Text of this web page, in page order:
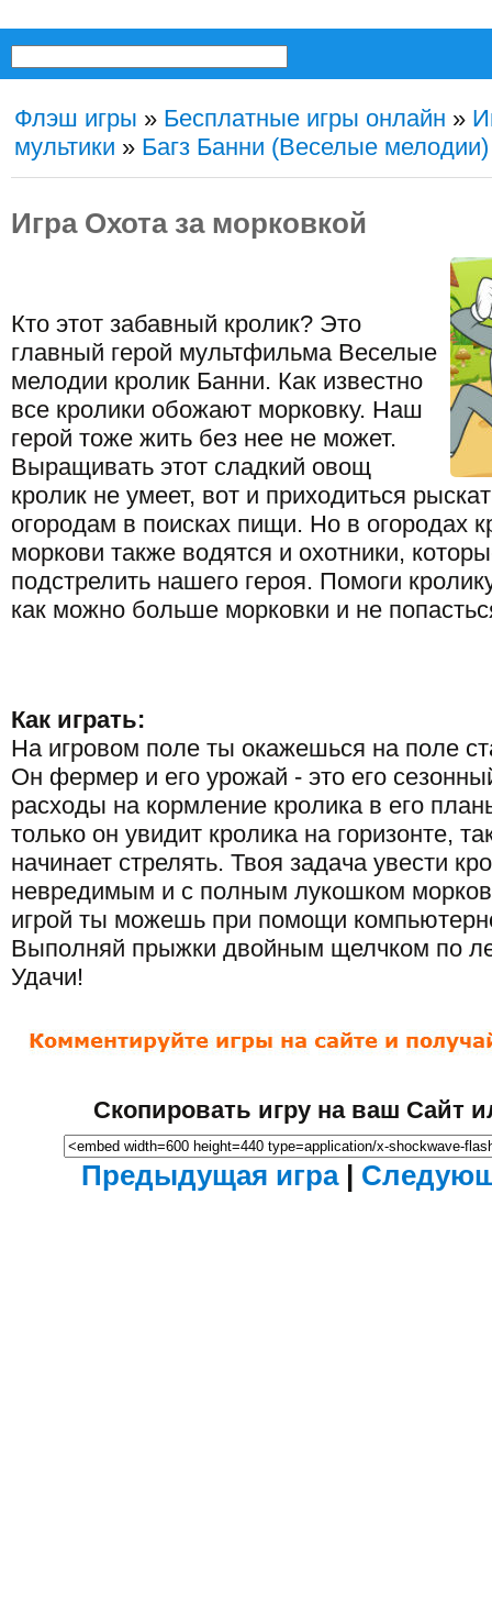
Флэш игры » Бесплатные игры онлайн »
мультики » Багз Банни (Веселые мелодии)
Игра Охота за морковкой
Кто этот забавный кролик? Это
главный герой мультфильма Веселые
мелодии кролик Банни. Как известно
все кролики обожают морковку. Наш
герой тоже жить без нее не может.
Выращивать этот сладкий овощ
кролик не умеет, вот и приходиться
огородам в поисках пищи. Но в огородах
моркови также водятся и охотники,
подстрелить нашего героя. Помоги
как можно больше морковки и не
Как играть:
На игровом поле ты окажешься на поле
Он фермер и его урожай - это его
расходы на кормление кролика в его
только он увидит кролика на горизонте,
начинает стрелять. Твоя задача увести
невредимым и с полным лукошком
игрой ты можешь при помощи
Выполняй прыжки двойным щелчком по
Удачи!
Скопировать игру на ваш Сайт
Предыдущая игра|